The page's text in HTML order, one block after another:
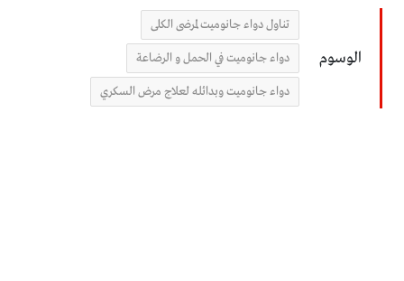
الوسوم
تناول دواء جانوميت لمرضى الكلى
دواء جانوميت في الحمل و الرضاعة
دواء جانوميت وبدائله لعلاج مرض السكري